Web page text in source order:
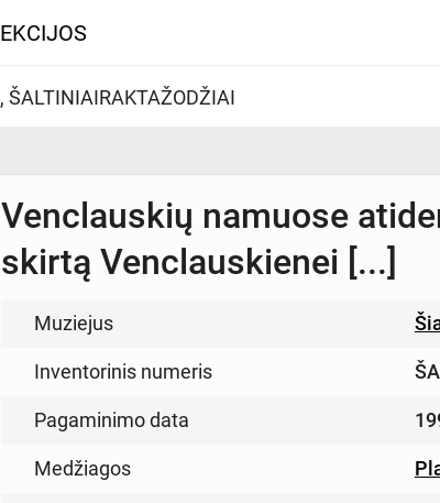
ŠALTINIAIRAKTAŽODŽIAI
Venclauskių namuose
skirtą Venclauskienei [...]
Muziejus
Inventorinis numeris
Pagaminimo data
Medžiagos